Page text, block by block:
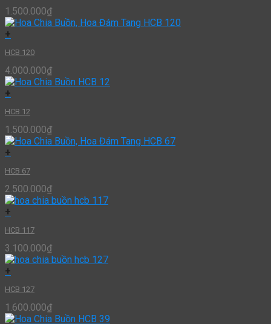
1.500.000₫
+
HCB 120
4.000.000₫
+
HCB 12
1.500.000₫
+
HCB 67
2.500.000₫
+
HCB 117
3.100.000₫
+
HCB 127
1.600.000₫